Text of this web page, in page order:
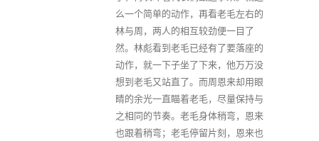
么一个简单的动作，再看老毛左右的
林与周，两人的相互较劲便一目了
然。林彪看到老毛已经有了要落座的
动作，就一下子坐了下来，他万万没
想到老毛又站直了。而周恩来却用眼
睛的余光一直瞄着老毛，尽量保持与
之相同的节奏。老毛身体稍弯，恩来
也跟着稍弯；老毛停留片刻，恩来也